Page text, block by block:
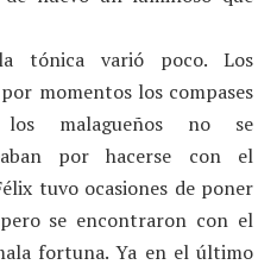
tónica varió poco. Los
momentos los compases
malagueños no se
por hacerse con el
tuvo ocasiones de poner
se encontraron con el
fortuna. Ya en el último